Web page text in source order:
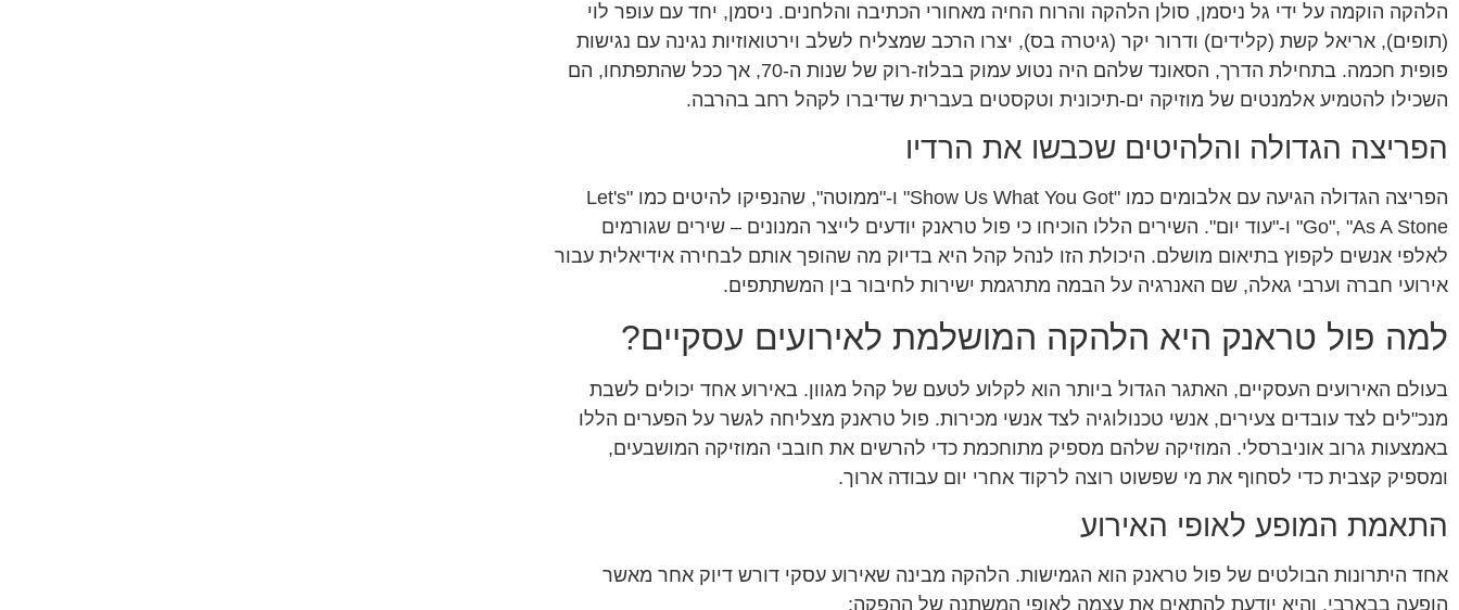
הלהקה הוקמה על ידי גל ניסמן, סולן הלהקה והרוח החיה מאחורי הכתיבה והלחנים. ניסמן, יחד עם עופר לוי
(תופים), אריאל קשת (קלידים) ודרור יקר (גיטרה בס), יצרו הרכב שמצליח לשלב וירטואוזיות נגינה עם נגישות
פופית חכמה. בתחילת הדרך, הסאונד שלהם היה נטוע עמוק בבלוז-רוק של שנות ה-70, אך ככל שהתפתחו, הם
השכילו להטמיע אלמנטים של מוזיקה ים-תיכונית וטקסטים בעברית שדיברו לקהל רחב בהרבה.
הפריצה הגדולה והלהיטים שכבשו את הרדיו
הפריצה הגדולה הגיעה עם אלבומים כמו "Show Us What You Got" ו-"ממוטה", שהנפיקו להיטים כמו "Let's
Go", "As A Stone" ו-"עוד יום". השירים הללו הוכיחו כי פול טראנק יודעים לייצר המנונים – שירים שגורמים
לאלפי אנשים לקפוץ בתיאום מושלם. היכולת הזו לנהל קהל היא בדיוק מה שהופך אותם לבחירה אידיאלית עבור
אירועי חברה וערבי גאלה, שם האנרגיה על הבמה מתרגמת ישירות לחיבור בין המשתתפים.
למה פול טראנק היא הלהקה המושלמת לאירועים עסקיים?
בעולם האירועים העסקיים, האתגר הגדול ביותר הוא לקלוע לטעם של קהל מגוון. באירוע אחד יכולים לשבת
מנכ"לים לצד עובדים צעירים, אנשי טכנולוגיה לצד אנשי מכירות. פול טראנק מצליחה לגשר על הפערים הללו
באמצעות גרוב אוניברסלי. המוזיקה שלהם מספיק מתוחכמת כדי להרשים את חובבי המוזיקה המושבעים,
ומספיק קצבית כדי לסחוף את מי שפשוט רוצה לרקוד אחרי יום עבודה ארוך.
התאמת המופע לאופי האירוע
אחד היתרונות הבולטים של פול טראנק הוא הגמישות. הלהקה מבינה שאירוע עסקי דורש דיוק אחר מאשר
הופעה בבארבי, והיא יודעת להתאים את עצמה לאופי המשתנה של ההפקה: